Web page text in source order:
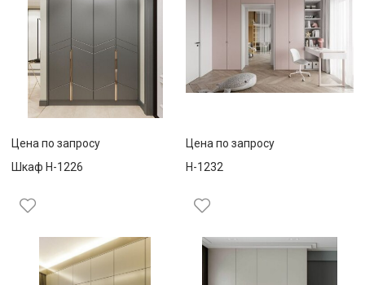
Цена по запросу
Шкаф Н-1226
Цена по запросу
Н-1232